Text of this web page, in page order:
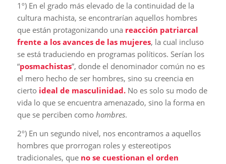
1º) En el grado más elevado de la continuidad de la
cultura machista, se encontrarían aquellos hombres
que están protagonizando una reacción patriarcal
frente a los avances de las mujeres, la cual incluso
se está traduciendo en programas políticos. Serían los
“posmachistas”, donde el denominador común no es
el mero hecho de ser hombres, sino su creencia en
cierto ideal de masculinidad.No es solo su modo de
vida lo que se encuentra amenazado, sino la forma en
que se perciben como hombres.
2º) En un segundo nivel, nos encontramos a aquellos
hombres que prorrogan roles y estereotipos
tradicionales, que no se cuestionan el orden